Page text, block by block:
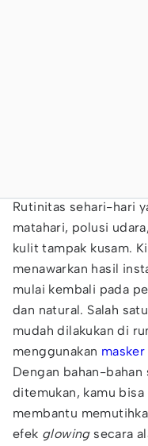
Rutinitas sehari-hari
matahari, polusi
kulit tampak kusam.
menawarkan hasil
mulai kembali pada
dan natural. Salah
mudah dilakukan di
menggunakan masker
Dengan bahan-bahan
ditemukan, kamu
membantu
efek glowingsecara